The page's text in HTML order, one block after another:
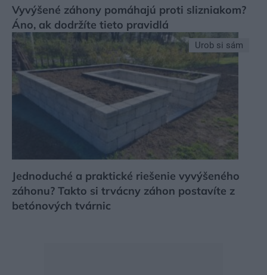
Vyvýšené záhony pomáhajú proti slizniakom?
Áno, ak dodržíte tieto pravidlá
Urob si sám
Jednoduché a praktické riešenie vyvýšeného
záhonu? Takto si trvácny záhon postavíte z
betónových tvárnic